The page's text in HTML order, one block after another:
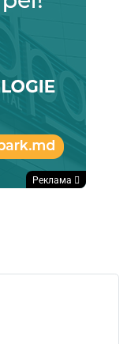
Реклама